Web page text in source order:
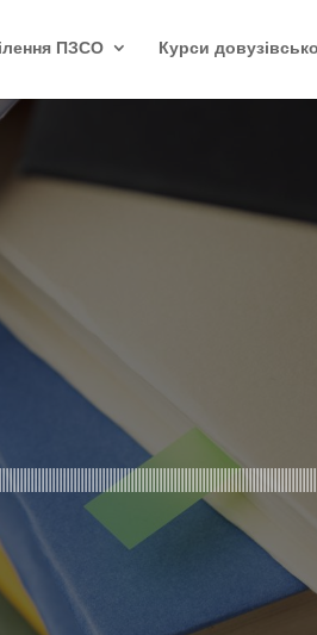
ПЗСО Курси